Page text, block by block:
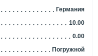
Германия
10.00
0.00
Погружной